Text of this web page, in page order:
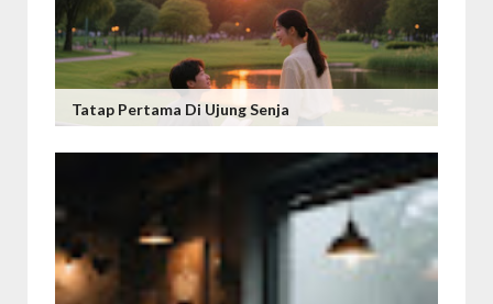
Tatap Pertama Di Ujung Senja